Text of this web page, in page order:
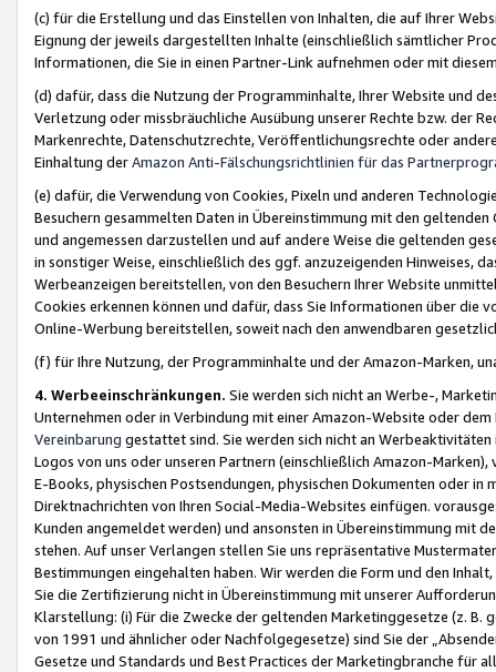
(c) für die Erstellung und das Einstellen von Inhalten, die auf Ihrer
Eignung der jeweils dargestellten Inhalte (einschließlich sämtlicher
Informationen, die Sie in einen Partner-Link aufnehmen oder mit
(d) dafür, dass die Nutzung der Programminhalte, Ihrer Website und
Verletzung oder missbräuchliche Ausübung unserer Rechte bzw. der
Markenrechte, Datenschutzrechte, Veröffentlichungsrechte oder
Einhaltung derAmazon Anti-Fälschungsrichtlinien für das
(e) dafür, die Verwendung von Cookies, Pixeln und anderen
Besuchern gesammelten Daten in Übereinstimmung mit den
und angemessen darzustellen und auf andere Weise die geltenden
in sonstiger Weise, einschließlich des ggf. anzuzeigenden Hinweises,
Werbeanzeigen bereitstellen, von den Besuchern Ihrer Website
Cookies erkennen können und dafür, dass Sie Informationen über die
Online-Werbung bereitstellen, soweit nach den anwendbaren
(f) für Ihre Nutzung, der Programminhalte und der Amazon-Marken,
4. Werbeeinschränkungen. Sie werden sich nicht an Werbe-,
Unternehmen oder in Verbindung mit einer Amazon-Website oder
Vereinbarung gestattet sind. Sie werden sich nicht an
Logos von uns oder unseren Partnern (einschließlich Amazon-
E-Books, physischen Postsendungen, physischen Dokumenten oder in
Direktnachrichten von Ihren Social-Media-Websites einfügen.
Kunden angemeldet werden) und ansonsten in Übereinstimmung mit
stehen. Auf unser Verlangen stellen Sie uns repräsentative
Bestimmungen eingehalten haben. Wir werden die Form und den
Sie die Zertifizierung nicht in Übereinstimmung mit unserer
Klarstellung: (i) Für die Zwecke der geltenden Marketinggesetze (z. B.
von 1991 und ähnlicher oder Nachfolgegesetze) sind Sie der
Gesetze und Standards und Best Practices der Marketingbranche für